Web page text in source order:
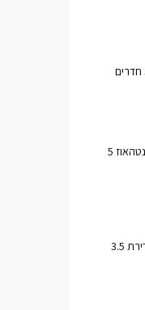
למכירה ברחוב נחל דן מיני פנטהאוז 5
למכירה ברחוב חטיבת גולני דירת 3.5